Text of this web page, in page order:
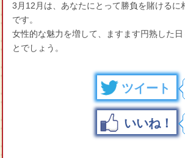
3月12月は、あなたにとって勝負を賭けるに
です。
女性的な魅力を増して、ますます円熟した
とでしょう。
ツイート
いいね！